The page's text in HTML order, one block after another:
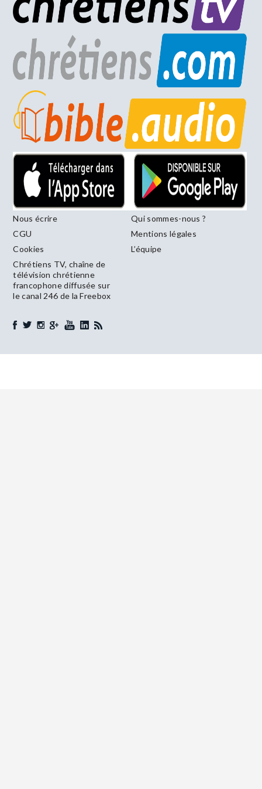
Nous écrire
Qui sommes-nous ?
CGU
Mentions légales
Cookies
L’équipe
Chrétiens TV, chaîne de
télévision chrétienne
francophone diffusée sur
le canal 246 de la Freebox